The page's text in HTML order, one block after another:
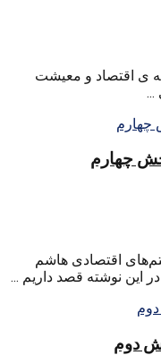
ی اقتصاد و معیشت
چهارم
اقتصادی هاشم
این نوشته قصد داریم ...
دوم